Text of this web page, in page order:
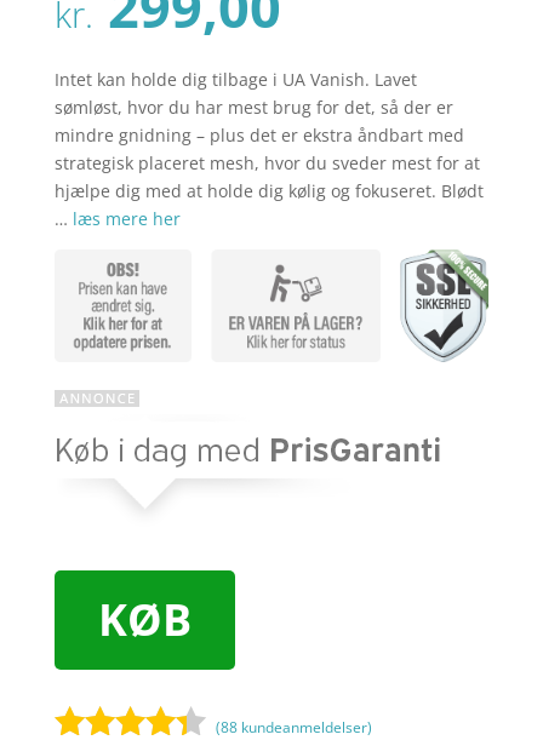
var:
kr.
kr.
pris
er:
kr.
Intet kan holde dig tilbage i UA Vanish. Lavet
sømløst, hvor du har mest brug for det, så der er
mindre gnidning – plus det er ekstra åndbart med
strategisk placeret mesh, hvor du sveder mest for at
hjælpe dig med at holde dig kølig og fokuseret. Blødt
… læs mere her
KØB
(88 kundeanmeldelser)